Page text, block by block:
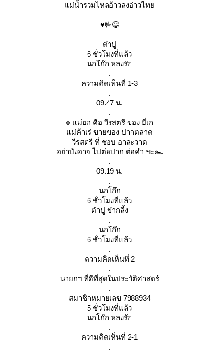
ม่น้ำรวมไหลอ้าวลงอ่าวไท
♥️🤟😆
ตำปู
6 ชั่วโมงที่แล้ว
นกโก๊ก หลงรัก
.
ความคิดเห็นที่ 1-3
.
09.47 น.
.
๏ แม่ยก คือ วีรสตรี ของ ยี่เก
ม่ค้าเร่ ขายของ ปากตลาด
วีรสตรี ที่ ชอบ อาละวาด
อย่าบังอาจ ไปต่อปาก ต่อคำ ๚ะ๛
.
09.19 น.
.
นกโก๊ก
6 ชั่วโมงที่แล้ว
ตำปู ขำกลิ้ง
.
นกโก๊ก
6 ชั่วโมงที่แล้ว
.
ความคิดเห็นที่ 2
.
นายกฯ ที่ดีที่สุดในประวัติศาสตร์
.
สมาชิกหมายเลข 7988934
5 ชั่วโมงที่แล้ว
นกโก๊ก หลงรัก
.
ความคิดเห็นที่ 2-1
.